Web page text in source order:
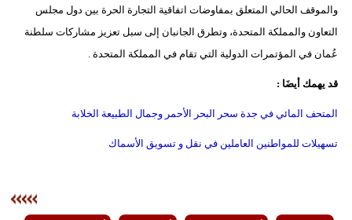
والموقف الحالي المتعلق بمفاوضات اتفاقية التجارة الحرة بين دول مجلس
التعاون والمملكة المتحدة، وتطرق الجانبان إلى سبل تعزيز مشاركات سلطنة
عُمان في المؤتمرات الدولية التي تقام في المملكة المتحدة .
قد يهمك أيضَا :
المتحف المائي في جدة سحر البحر الأحمر وجمال الطبيعة الخلابة
تسهيلات للمواطنين العاملين في نقل و تسويق الأسماك